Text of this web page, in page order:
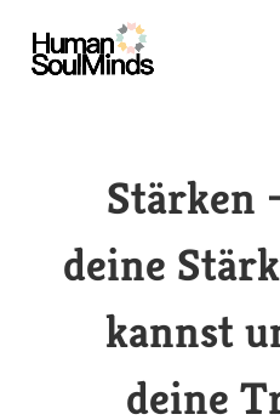
Stärken
deine
kannst
deine